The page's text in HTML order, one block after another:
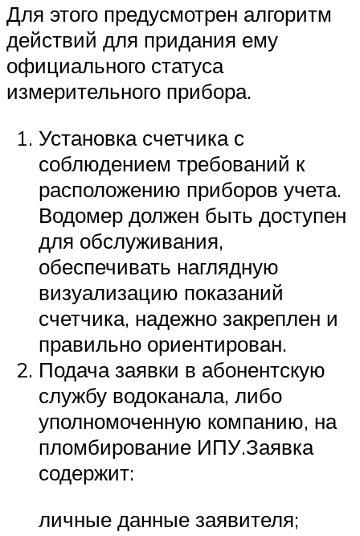
Для этого предусмотрен алгоритм
действий для придания ему
официального статуса
измерительного прибора.
Установка счетчика с
соблюдением требований к
расположению приборов учета.
Водомер должен быть доступен
для обслуживания,
обеспечивать наглядную
визуализацию показаний
счетчика, надежно закреплен и
правильно ориентирован.
Подача заявки в абонентскую
службу водоканала, либо
уполномоченную компанию, на
пломбирование ИПУ.Заявка
содержит:
личные данные заявителя;